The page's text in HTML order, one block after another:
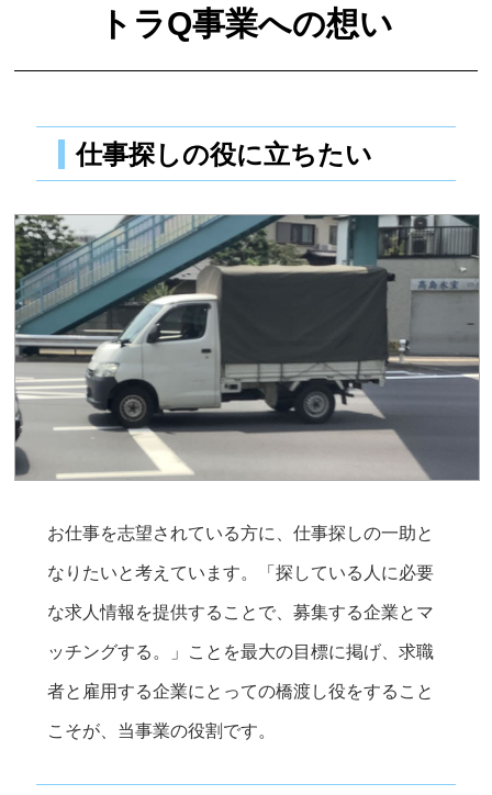
トラQ事業への想い
仕事探しの役に立ちたい
お仕事を志望されている方に、仕事探しの一助と
なりたいと考えています。「探している人に必要
な求人情報を提供することで、募集する企業とマ
ッチングする。」ことを最大の目標に掲げ、求職
者と雇用する企業にとっての橋渡し役をすること
こそが、当事業の役割です。